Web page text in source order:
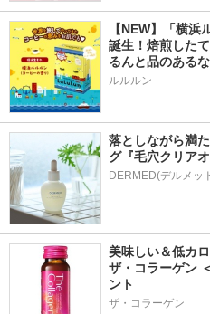
【NEW】「横
誕生！焙煎した
るんと品のある
ルルルン
落としながら満
グ『毛穴クリアオ
美味しい＆低カ
ザ・コラーゲン
ント
ザ・コラーゲン